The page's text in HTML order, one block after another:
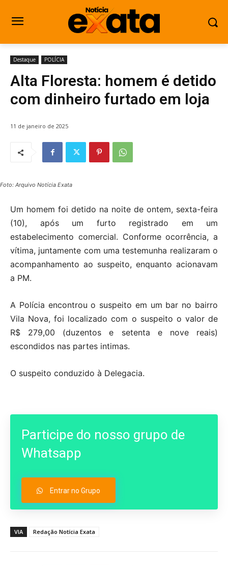
Destaque POLÍCIA
Alta Floresta: homem é detido
com dinheiro furtado em loja
11 de janeiro de 2025
Foto: Arquivo Notícia Exata
Um homem foi detido na noite de ontem, sexta-feira
(10), após um furto registrado em um
estabelecimento comercial. Conforme ocorrência, a
vítima, juntamente com uma testemunha realizaram o
acompanhamento ao suspeito, enquanto acionavam
a PM.
A Polícia encontrou o suspeito em um bar no bairro
Vila Nova, foi localizado com o suspeito o valor de
R$ 279,00 (duzentos e setenta e nove reais)
escondidos nas partes intimas.
O suspeito conduzido à Delegacia.
Participe do nosso grupo de
Whatsapp
Entrar no Grupo
VIA Redação Notícia Exata